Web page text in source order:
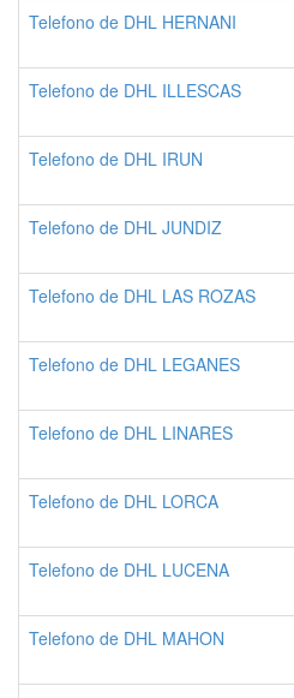
Telefono de DHL HERNANI
Telefono de DHL ILLESCAS
Telefono de DHL IRUN
Telefono de DHL JUNDIZ
Telefono de DHL LAS ROZAS
Telefono de DHL LEGANES
Telefono de DHL LINARES
Telefono de DHL LORCA
Telefono de DHL LUCENA
Telefono de DHL MAHON